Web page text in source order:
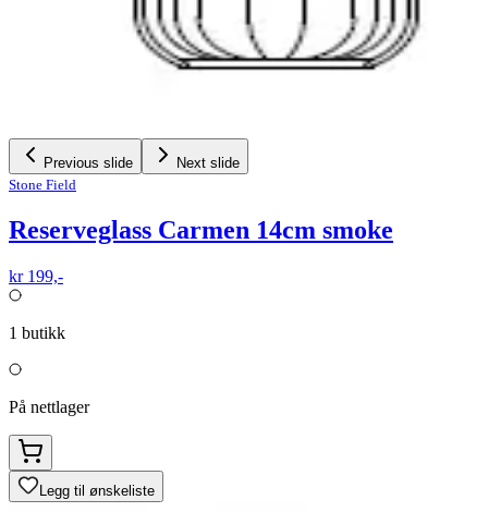
Previous slide
Next slide
Stone Field
Reserveglass Carmen 14cm smoke
kr 199,-
1 butikk
På nettlager
Legg til ønskeliste